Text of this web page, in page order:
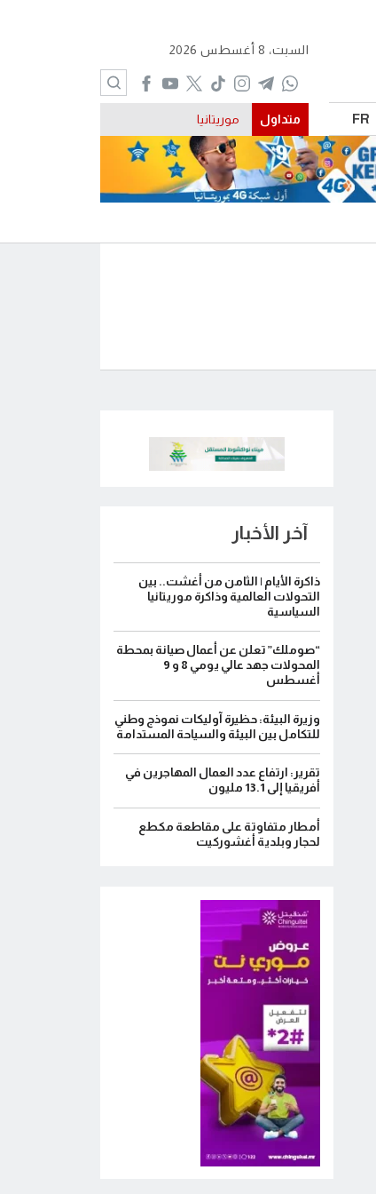
FR
السبت، 8 أغسطس 2026
متداول موريتانيا
آخر الأخبار
ذاكرة الأيام | الثامن من أغشت.. بين
التحولات العالمية وذاكرة موريتانيا
السياسية
“صوملك” تعلن عن أعمال صيانة بمحطة
المحولات جهد عالي يومي 8 و 9
أغسطس
وزيرة البيئة: حظيرة آوليكات نموذج وطني
للتكامل بين البيئة والسياحة المستدامة
تقرير: ارتفاع عدد العمال المهاجرين في
أفريقيا إلى 13.1 مليون
أمطار متفاوتة على مقاطعة مكطع
لحجار وبلدية أغشوركيت